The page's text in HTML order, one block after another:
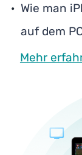
Wie man
auf dem
Mehr